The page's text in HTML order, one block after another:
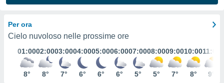
di
Per ora
Cielo nuvoloso nelle prossime ore
01:00
8°
02:00
8°
03:00
7°
04:00
6°
05:00
6°
06:00
6°
07:00
5°
08:00
5°
09:00
7°
10:00
8°
11:00
9°